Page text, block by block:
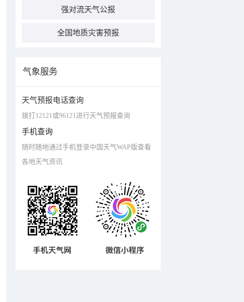
强对流天气公报
全国地质灾害预报
气象服务
天气预报电话查询
拨打12121或96121进行天气预报查询
手机查询
随时随地通过手机登录中国天气WAP版查看
各地天气资讯